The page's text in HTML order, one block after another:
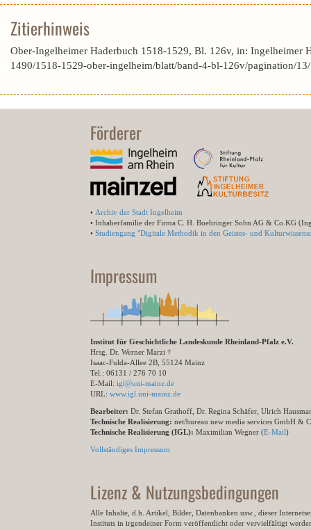
Zitierhinweis
Ober-Ingelheimer Haderbuch 1518-1529, Bl. 126v, in: Ingelheimer
1490/1518-1529-ober-ingelheim/blatt/band-4-bl-126v/pagination/
Förderer
• Archiv der Stadt Ingelheim
• Inhaberfamilie der Firma C. H. Boehringer Sohn AG & Co.KG
• Studiengang "Digitale Methodik in den Geistes- und
Impressum
Institut für Geschichtliche Landeskunde Rheinland-Pfalz e.V.
Hrsg. Dr. Werner Marzi †
Isaac-Fulda-Allee 2B, 55124 Mainz
Tel.: 06131 / 276 70 10
E-Mail: igl@uni-mainz.de
URL: www.igl.uni-mainz.de
Bearbeiter: Dr. Stefan Grathoff, Dr. Regina Schäfer, Ulrich
Technische Realisierung: net/bureau new media services GmbH &
Technische Realisierung (IGL): Maximilian Wegner (E-Mail)
Vollständiges Impressum
Lizenz & Nutzungsbedingungen
Alle Inhalte, d.h. Artikel, Bilder, Datenbanken usw., dieser
Instituts in irgendeiner Form veröffentlicht oder vervielfältigt